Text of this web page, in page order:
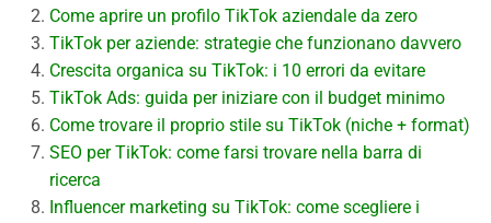
Come aprire un profilo TikTok aziendale da zero
TikTok per aziende: strategie che funzionano davvero
Crescita organica su TikTok: i 10 errori da evitare
TikTok Ads: guida per iniziare con il budget minimo
Come trovare il proprio stile su TikTok (niche + format)
SEO per TikTok: come farsi trovare nella barra di
ricerca
Influencer marketing su TikTok: come scegliere i